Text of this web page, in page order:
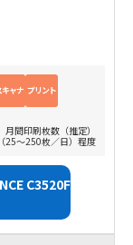
キャナ プリント
月間印刷枚数（推定）
25～250枚／日）程度
C3520F